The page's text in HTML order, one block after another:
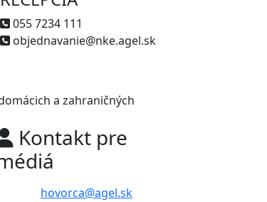
055 7234 111
objednavanie@nke.agel.sk
a zahraničných
Kontakt pre
hovorca@agel.sk